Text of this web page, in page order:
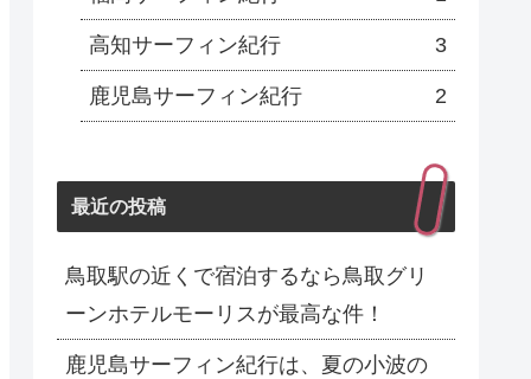
高知サーフィン紀行 3
鹿児島サーフィン紀行 2
最近の投稿
鳥取駅の近くで宿泊するなら鳥取グリ
ーンホテルモーリスが最高な件！
鹿児島サーフィン紀行は、夏の小波の